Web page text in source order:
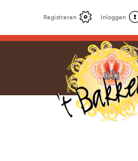
Registreren Inloggen